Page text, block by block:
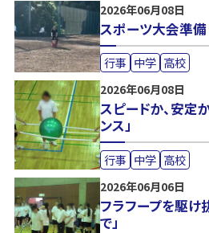
2026年06月08日
スポーツ大会準備
行事 中学 高校
2026年06月08日
スピードか、安定
ンス」
行事 中学 高校
2026年06月06日
フラフープを駆け
で」